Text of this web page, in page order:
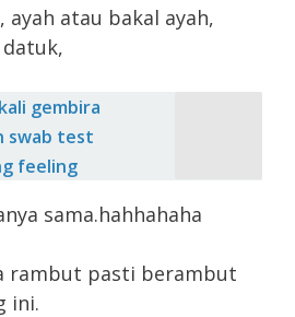
ayah atau bakal ayah,
gembira
swab test
feeling
sama.hahhahaha
rambut pasti berambut
ini.